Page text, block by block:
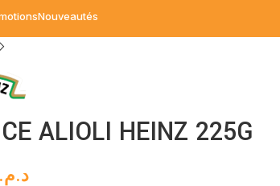
Nouveautés
ALIOLI HEINZ 225G
د.م.